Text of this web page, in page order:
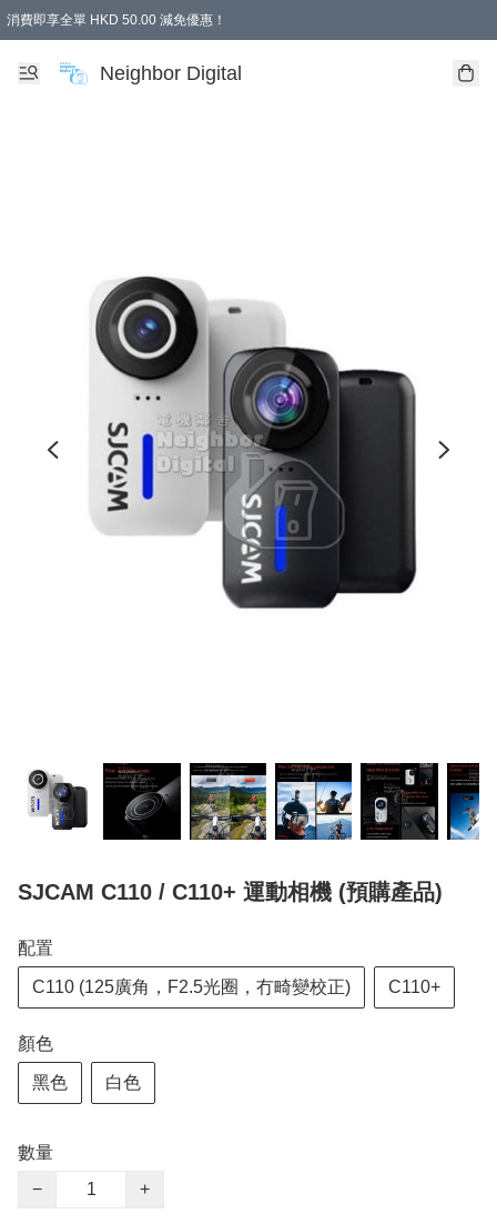
消費即享全單 HKD 50.00 減免優惠！
Neighbor Digital
SJCAM C110 / C110+ 運動相機 (預購產品)
配置
C110 (125廣角，F2.5光圈，冇畸變校正) C110+
顏色
黑色 白色
數量
−
+